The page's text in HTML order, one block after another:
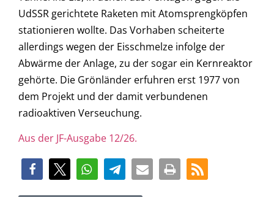
UdSSR gerichtete Raketen mit Atomsprengköpfen
stationieren wollte. Das Vorhaben scheiterte
allerdings wegen der Eisschmelze infolge der
Abwärme der Anlage, zu der sogar ein Kernreaktor
gehörte. Die Grönländer erfuhren erst 1977 von
dem Projekt und der damit verbundenen
radioaktiven Verseuchung.
Aus der JF-Ausgabe 12/26.